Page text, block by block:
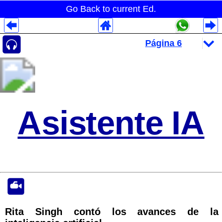
Go Back to current Ed.
Asistente IA
Rita Singh contó los avances de la
Despliegues Analytics
Despliegues Totales
Despliegues por Rubros